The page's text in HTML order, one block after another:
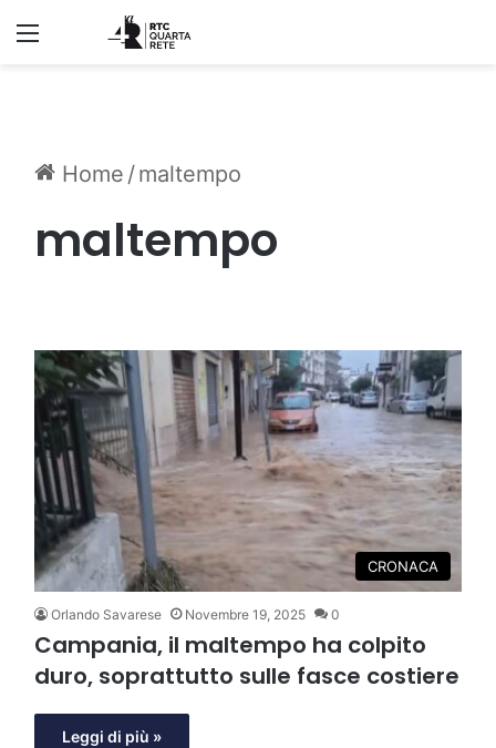
Home /maltempo
maltempo
CRONACA
Orlando Savarese Novembre 19, 2025 0
Campania, il maltempo ha colpito
duro, soprattutto sulle fasce costiere
Leggi di più »